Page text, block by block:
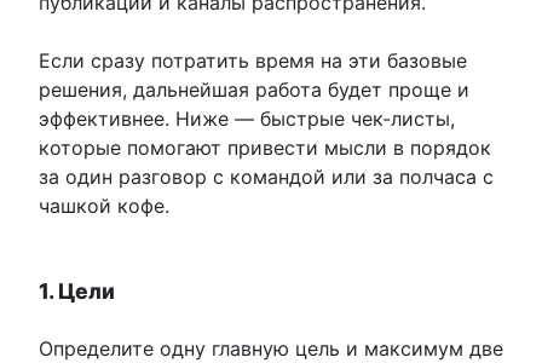
Если сразу потратить время на эти базовые
решения, дальнейшая работа будет проще и
эффективнее. Ниже — быстрые чек-листы,
которые помогают привести мысли в порядок
за один разговор с командой или за полчаса с
чашкой кофе.
1. Цели
Определите одну главную цель и максимум две